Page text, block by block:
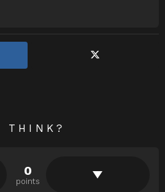
THINK?
0
points